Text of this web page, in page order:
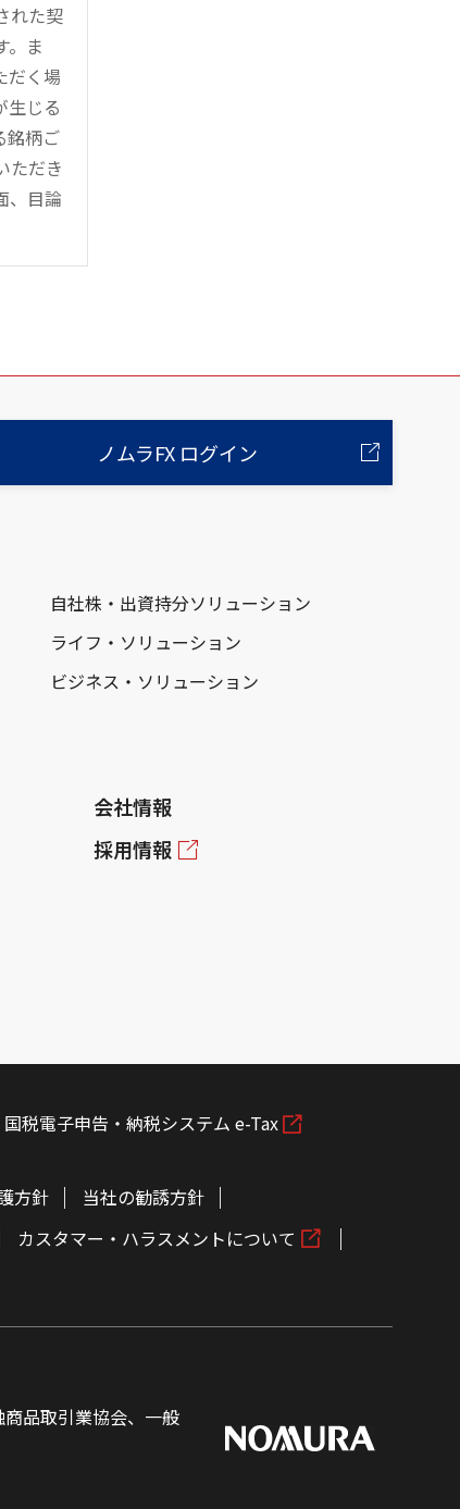
れた契
。ま
だく場
生じる
銘柄ご
ただき
、目論
ノムラFX ログイン
自社株・出資持分ソリューション
ライフ・ソリューション
ビジネス・ソリューション
会社情報
採用情報
国税電子申告・納税システム e-Tax
方針
当社の勧誘方針
カスタマー・ハラスメントについて
品取引業協会、一般